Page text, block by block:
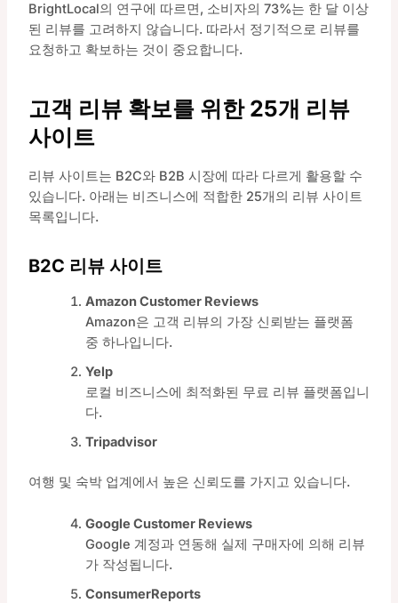
BrightLocal의 연구에 따르면, 소비자의 73%는 한 달 이상
된 리뷰를 고려하지 않습니다. 따라서 정기적으로 리뷰를
요청하고 확보하는 것이 중요합니다.
고객 리뷰 확보를 위한 25개 리뷰
사이트
리뷰 사이트는 B2C와 B2B 시장에 따라 다르게 활용할 수
있습니다. 아래는 비즈니스에 적합한 25개의 리뷰 사이트
목록입니다.
B2C 리뷰 사이트
Amazon Customer Reviews
Amazon은 고객 리뷰의 가장 신뢰받는 플랫폼
중 하나입니다.
Yelp
로컬 비즈니스에 최적화된 무료 리뷰 플랫폼입니
다.
Tripadvisor
여행 및 숙박 업계에서 높은 신뢰도를 가지고 있습니다.
Google Customer Reviews
Google 계정과 연동해 실제 구매자에 의해 리뷰
가 작성됩니다.
ConsumerReports